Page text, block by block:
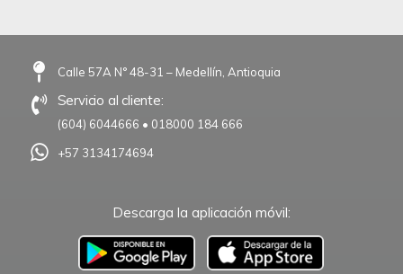
Calle 57A N° 48-31 – Medellín, Antioquia
Servicio al cliente:
(604) 6044666 • 018000 184 666
+57 3134174694
Descarga la aplicación móvil:
–